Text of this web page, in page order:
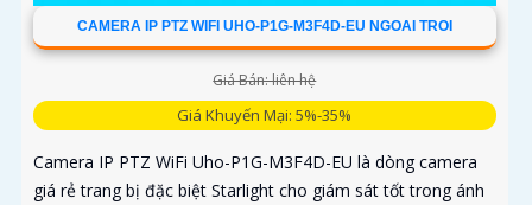
CAMERA IP PTZ WIFI UHO-P1G-M3F4D-EU NGOAI TROI
Giá Bán: liên hệ
Giá Khuyến Mại: 5%-35%
Camera IP PTZ WiFi Uho-P1G-M3F4D-EU là dòng camera
giá rẻ trang bị đặc biệt Starlight cho giám sát tốt trong ánh